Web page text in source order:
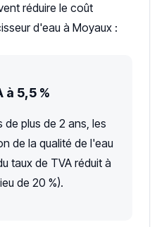
réduire le coût
d'eau à Moyaux :
à 5,5 %
plus de 2 ans, les
de la qualité de l'eau
taux de TVA réduit à
de 20 %).